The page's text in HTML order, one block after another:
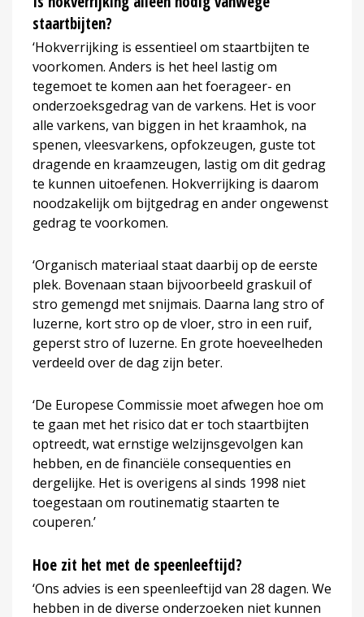
staartbijten?
‘Hokverrijking is essentieel om staartbijten te
voorkomen. Anders is het heel lastig om
tegemoet te komen aan het foerageer- en
onderzoeksgedrag van de varkens. Het is voor
alle varkens, van biggen in het kraamhok, na
spenen, vleesvarkens, opfokzeugen, guste tot
dragende en kraamzeugen, lastig om dit gedrag
te kunnen uitoefenen. Hokverrijking is daarom
noodzakelijk om bijtgedrag en ander ongewenst
gedrag te voorkomen.
‘Organisch materiaal staat daarbij op de eerste
plek. Bovenaan staan bijvoorbeeld graskuil of
stro gemengd met snijmais. Daarna lang stro of
luzerne, kort stro op de vloer, stro in een ruif,
geperst stro of luzerne. En grote hoeveelheden
verdeeld over de dag zijn beter.
‘De Europese Commissie moet afwegen hoe om
te gaan met het risico dat er toch staartbijten
optreedt, wat ernstige welzijnsgevolgen kan
hebben, en de financiële consequenties en
dergelijke. Het is overigens al sinds 1998 niet
toegestaan om routinematig staarten te
couperen.’
Hoe zit het met de speenleeftijd?
‘Ons advies is een speenleeftijd van 28 dagen. We
hebben in de diverse onderzoeken niet kunnen